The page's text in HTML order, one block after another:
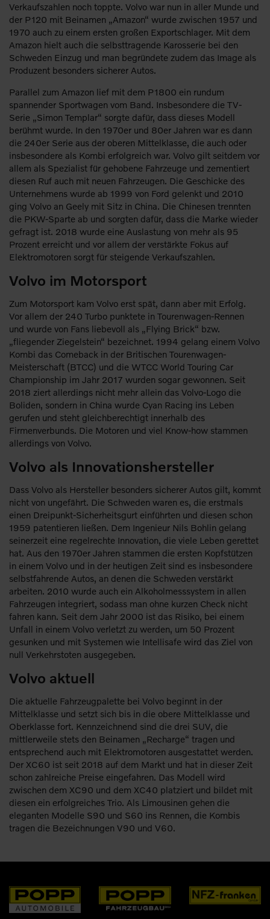
Verkaufszahlen noch toppte. Volvo war nun in aller Munde und
der P120 mit Beinamen „Amazon“ wurde zwischen 1957 und
1970 auch zu einem ersten großen Exportschlager. Mit dem
Amazon hielt auch die selbsttragende Karosserie bei den
Schweden Einzug und man begründete zudem das Image als
Produzent besonders sicherer Autos.
Parallel zum Amazon lief mit dem P1800 ein rundum
spannender Sportwagen vom Band. Insbesondere die TV-
Serie „Simon Templar“ sorgte dafür, dass dieses Modell
berühmt wurde. In den 1970er und 80er Jahren war es dann
die 240er Serie aus der oberen Mittelklasse, die auch oder
insbesondere als Kombi erfolgreich war. Volvo gilt seitdem vor
allem als Spezialist für gehobene Fahrzeuge und zementiert
diesen Ruf auch mit neuen Fahrzeugen. Die Geschicke des
Unternehmens wurde ab 1999 von Ford gelenkt und 2010
ging Volvo an Geely mit Sitz in China. Die Chinesen trennten
die PKW-Sparte ab und sorgten dafür, dass die Marke wieder
gefragt ist. 2018 wurde eine Auslastung von mehr als 95
Prozent erreicht und vor allem der verstärkte Fokus auf
Elektromotoren sorgt für steigende Verkaufszahlen.
Volvo im Motorsport
Zum Motorsport kam Volvo erst spät, dann aber mit Erfolg.
Vor allem der 240 Turbo punktete in Tourenwagen-Rennen
und wurde von Fans liebevoll als „Flying Brick“ bzw.
„fliegender Ziegelstein“ bezeichnet. 1994 gelang einem Volvo
Kombi das Comeback in der Britischen Tourenwagen-
Meisterschaft (BTCC) und die WTCC World Touring Car
Championship im Jahr 2017 wurden sogar gewonnen. Seit
2018 ziert allerdings nicht mehr allein das Volvo-Logo die
Boliden, sondern in China wurde Cyan Racing ins Leben
gerufen und steht gleichberechtigt innerhalb des
Firmenverbunds. Die Motoren und viel Know-how stammen
allerdings von Volvo.
Volvo als Innovationshersteller
Dass Volvo als Hersteller besonders sicherer Autos gilt, kommt
nicht von ungefährt. Die Schweden waren es, die erstmals
einen Dreipunkt-Sicherheitsgurt einführten und diesen schon
1959 patentieren ließen. Dem Ingenieur Nils Bohlin gelang
seinerzeit eine regelrechte Innovation, die viele Leben gerettet
hat. Aus den 1970er Jahren stammen die ersten Kopfstützen
in einem Volvo und in der heutigen Zeit sind es insbesondere
selbstfahrende Autos, an denen die Schweden verstärkt
arbeiten. 2010 wurde auch ein Alkoholmesssystem in allen
Fahrzeugen integriert, sodass man ohne kurzen Check nicht
fahren kann. Seit dem Jahr 2000 ist das Risiko, bei einem
Unfall in einem Volvo verletzt zu werden, um 50 Prozent
gesunken und mit Systemen wie Intellisafe wird das Ziel von
null Verkehrstoten ausgegeben.
Volvo aktuell
Die aktuelle Fahrzeugpalette bei Volvo beginnt in der
Mittelklasse und setzt sich bis in die obere Mittelklasse und
Oberklasse fort. Kennzeichnend sind die drei SUV, die
mittlerweile stets den Beinamen „Recharge“ tragen und
entsprechend auch mit Elektromotoren ausgestattet werden.
Der XC60 ist seit 2018 auf dem Markt und hat in dieser Zeit
schon zahlreiche Preise eingefahren. Das Modell wird
zwischen dem XC90 und dem XC40 platziert und bildet mit
diesen ein erfolgreiches Trio. Als Limousinen gehen die
eleganten Modelle S90 und S60 ins Rennen, die Kombis
tragen die Bezeichnungen V90 und V60.